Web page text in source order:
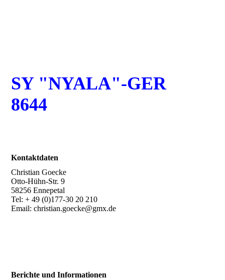
SY "NYALA"-GER
8644
Kontaktdaten
Christian Goecke
Otto-Hühn-Str. 9
58256 Ennepetal
Tel: + 49 (0)177-30 20 210
Email: christian.goecke@gmx.de
Berichte und Informationen